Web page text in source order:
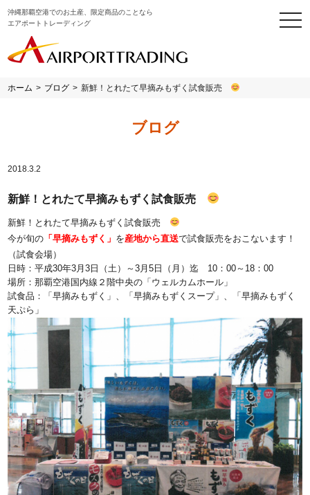
沖縄那覇空港でのお土産、限定商品のことなら
エアポートトレーディング
ホーム > ブログ > 新鮮！とれたて早摘みもずく試食販売
ブログ
2018.3.2
新鮮！とれたて早摘みもずく試食販売
新鮮！とれたて早摘みもずく試食販売
今が旬の 「早摘みもずく」 を産地から直送で試食販売をおこないます！
（試食会場）
日時：平成30年3月3日（土）～3月5日（月）迄 10：00～18：00
場所：那覇空港国内線２階中央の「ウェルカムホール」
試食品：「早摘みもずく」、「早摘みもずくスープ」、「早摘みもずく
天ぷら」